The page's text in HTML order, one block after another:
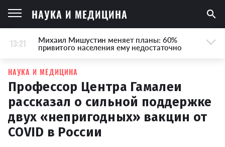
НАУКА И МЕДИЦИНА
13:21 Михаил Мишустин меняет планы: 60%
привитого населения ему недостаточно
НАУКА И МЕДИЦИНА
Профессор Центра Гамалеи
рассказал о сильной поддержке
двух «непригодных» вакцин от
COVID в России